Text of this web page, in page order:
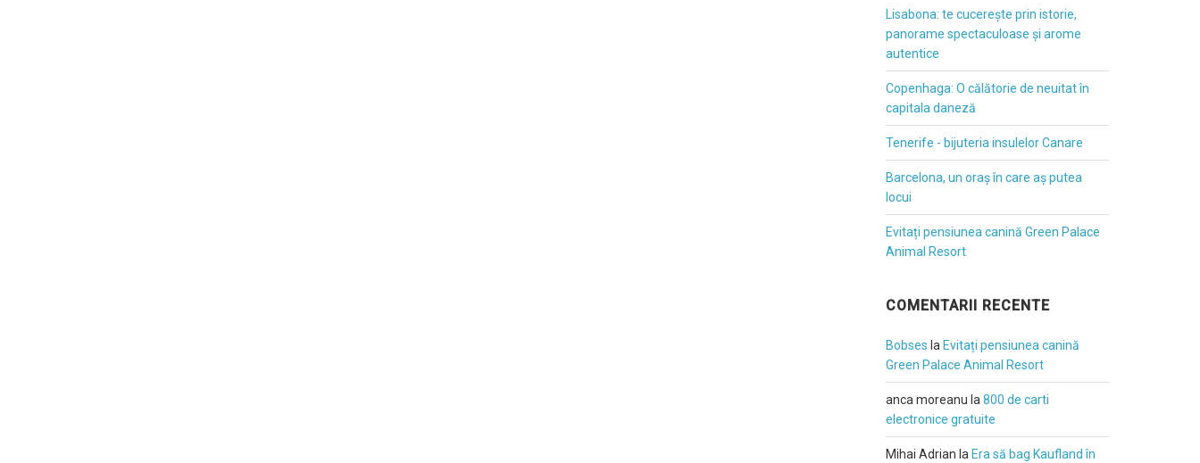
Lisabona: te cucerește prin istorie,
panorame spectaculoase și arome
autentice
Copenhaga: O călătorie de neuitat în
capitala daneză
Tenerife - bijuteria insulelor Canare
Barcelona, un oraș în care aș putea
locui
Evitați pensiunea canină Green Palace
Animal Resort
COMENTARII RECENTE
Bobses la Evitați pensiunea canină
Green Palace Animal Resort
anca moreanu la 800 de carti
electronice gratuite
Mihai Adrian la Era să bag Kaufland în